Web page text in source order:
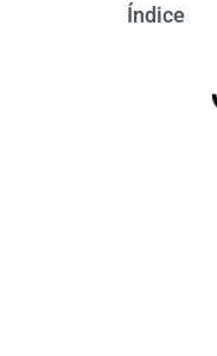
Índice